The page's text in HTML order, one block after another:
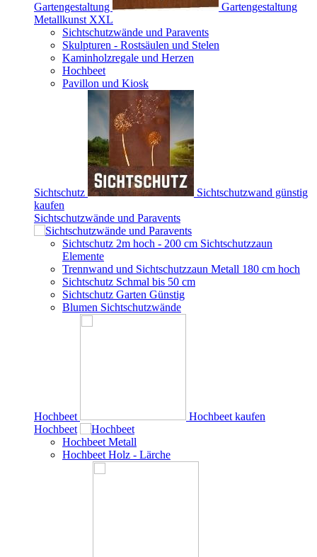
Gartengestaltung
Gartengestaltung
Metallkunst XXL
Sichtschutzwände und Paravents
Skulpturen - Rostsäulen und Stelen
Kaminholzregale und Herzen
Hochbeet
Pavillon und Kiosk
Sichtschutz
Sichtschutzwand günstig
kaufen
Sichtschutzwände und Paravents
Sichtschutz 2m hoch - 200 cm Sichtschutzzaun
Elemente
Trennwand und Sichtschutzzaun Metall 180 cm hoch
Sichtschutz Schmal bis 50 cm
Sichtschutz Garten Günstig
Blumen Sichtschutzwände
Hochbeet
Hochbeet kaufen
Hochbeet
Hochbeet Metall
Hochbeet Holz - Lärche